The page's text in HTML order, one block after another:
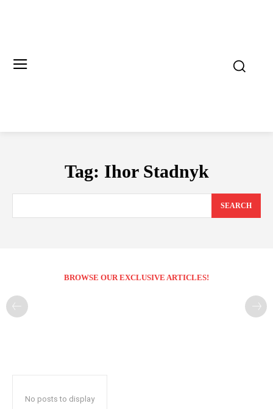
Tag: Ihor Stadnyk
SEARCH
BROWSE OUR EXCLUSIVE ARTICLES!
No posts to display